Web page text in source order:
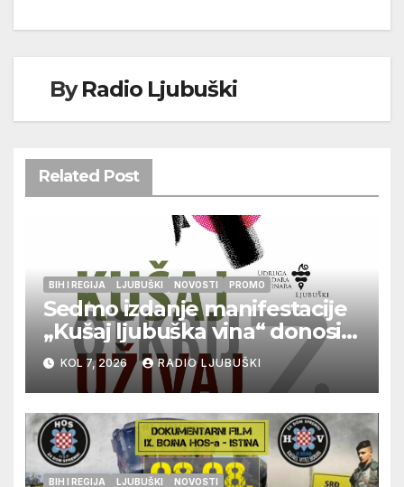
ByRadio Ljubuški
Related Post
BIH I REGIJA LJUBUŠKI NOVOSTI PROMO
Sedmo izdanje manifestacije
„Kušaj ljubuška vina“ donosi
vrhunska vina, gastronomiju i
glazbu
KOL 7, 2026 RADIO LJUBUŠKI
BIH I REGIJA LJUBUŠKI NOVOSTI